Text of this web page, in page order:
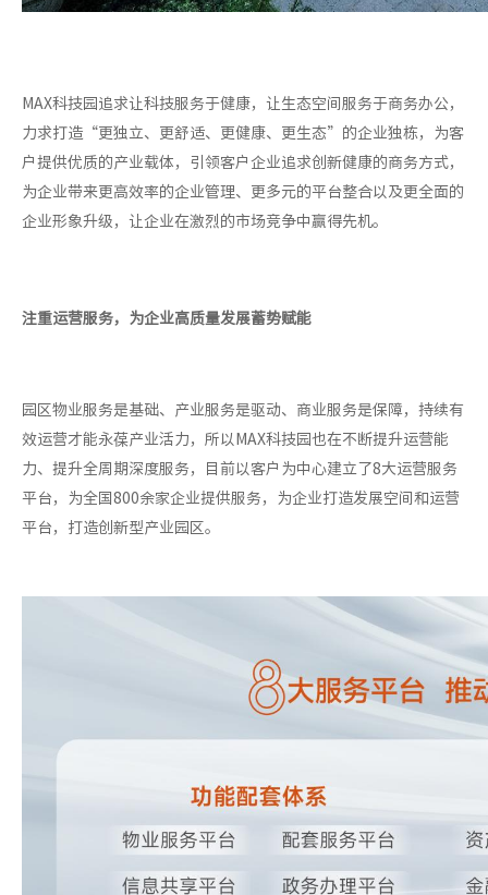
MAX科技园追求让科技服务于健康，让生态空间服务于商务办公，
力求打造“更独立、更舒适、更健康、更生态”的企业独栋，为客
户提供优质的产业载体，引领客户企业追求创新健康的商务方式，
为企业带来更高效率的企业管理、更多元的平台整合以及更全面的
企业形象升级，让企业在激烈的市场竞争中赢得先机。
注重运营服务，为企业高质量发展蓄势赋能
园区物业服务是基础、产业服务是驱动、商业服务是保障，持续有
效运营才能永葆产业活力，所以MAX科技园也在不断提升运营能
力、提升全周期深度服务，目前以客户为中心建立了8大运营服务
平台，为全国800余家企业提供服务，为企业打造发展空间和运营
平台，打造创新型产业园区。